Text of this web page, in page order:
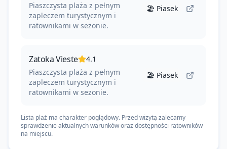
Piaszczysta plaża z pełnym
zapleczem turystycznym i
ratownikami w sezonie.
🏖️ Piasek
Zatoka Vieste
4.1
Piaszczysta plaża z pełnym
zapleczem turystycznym i
ratownikami w sezonie.
🏖️ Piasek
Lista plaż ma charakter poglądowy. Przed wizytą zalecamy
sprawdzenie aktualnych warunków oraz dostępności ratowników
na miejscu.